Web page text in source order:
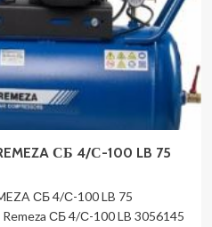
СБ 4/С-100 LB 75
СБ 4/С-100 LB 75
СБ 4/С-100 LB 3056145